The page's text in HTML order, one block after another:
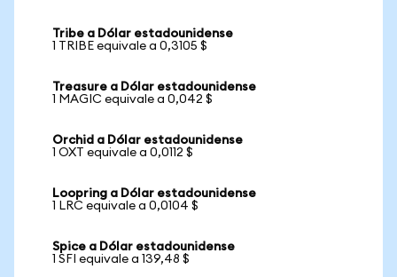
Tribe a Dólar estadounidense
1 TRIBE equivale a 0,3105 $
Treasure a Dólar estadounidense
1 MAGIC equivale a 0,042 $
Orchid a Dólar estadounidense
1 OXT equivale a 0,0112 $
Loopring a Dólar estadounidense
1 LRC equivale a 0,0104 $
Spice a Dólar estadounidense
1 SFI equivale a 139,48 $